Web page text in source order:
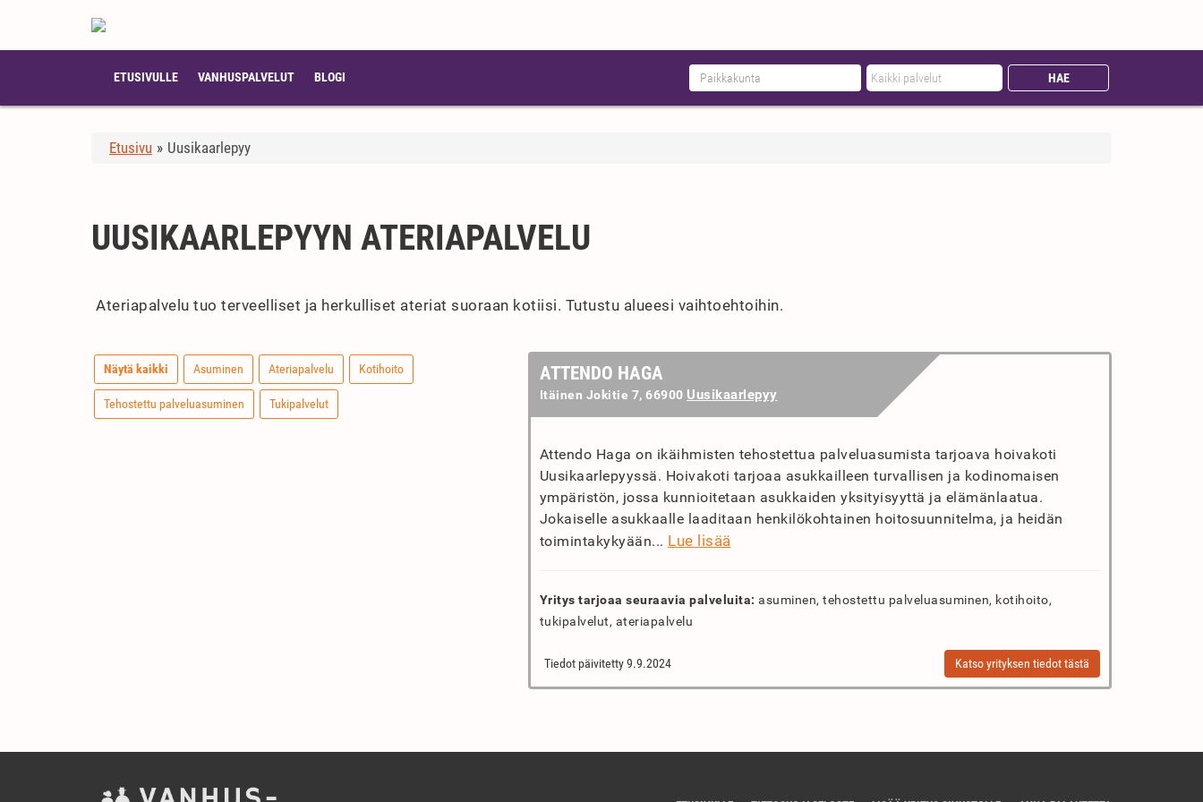
ETUSIVULLE VANHUSPALVELUT BLOGI
Etusivu » Uusikaarlepyy
UUSIKAARLEPYYN ATERIAPALVELU
Ateriapalvelu tuo terveelliset ja herkulliset ateriat suoraan kotiisi. Tutustu alueesi vaihtoehtoihin.
Näytä kaikki Asuminen Ateriapalvelu Kotihoito
Tehostettu palveluasuminen Tukipalvelut
ATTENDO HAGA
Itäinen Jokitie 7, 66900 Uusikaarlepyy
Attendo Haga on ikäihmisten tehostettua palveluasumista tarjoava hoivakoti
Uusikaarlepyyssä. Hoivakoti tarjoaa asukkailleen turvallisen ja kodinomaisen
ympäristön, jossa kunnioitetaan asukkaiden yksityisyyttä ja elämänlaatua.
Jokaiselle asukkaalle laaditaan henkilökohtainen hoitosuunnitelma, ja heidän
toimintakykyään... Lue lisää
Yritys tarjoaa seuraavia palveluita: asuminen, tehostettu palveluasuminen, kotihoito,
tukipalvelut, ateriapalvelu
Tiedot päivitetty 9.9.2024 Katso yrityksen tiedot tästä